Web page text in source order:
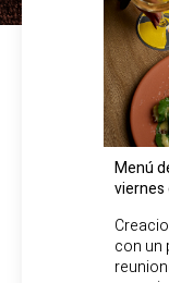
Menú
viernes
con un